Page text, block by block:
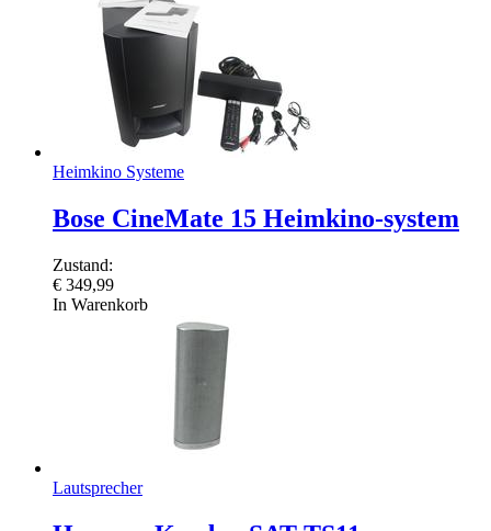
Heimkino Systeme
Bose CineMate 15 Heimkino-system
Zustand:
€ 349,99
In Warenkorb
Lautsprecher